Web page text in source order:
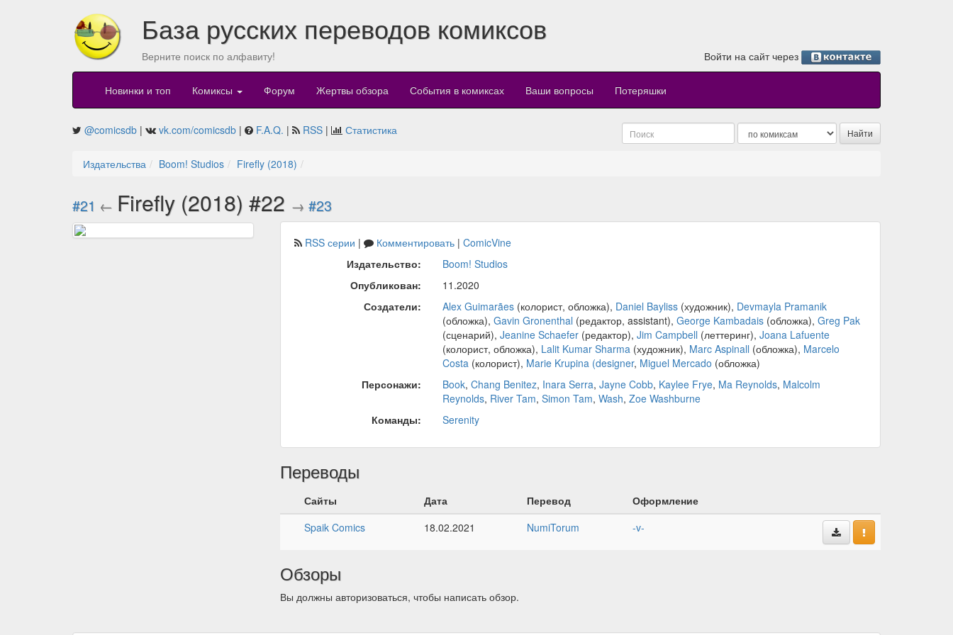
База русских переводов комиксов
Верните поиск по алфавиту! Войти на сайт через
Новинки и топ Комиксы Форум Жертвы обзора События в комиксах Ваши вопросы Потеряшки
@comicsdb | vk.com/comicsdb | F.A.Q. | RSS | Статистика
Издательства Boom! Studios Firefly (2018)
#21 ← Firefly (2018) #22 → #23
RSS серии | Комментировать| ComicVine
Издательство:
Boom! Studios
Опубликован:
11.2020
Создатели:
Alex Guimarães(колорист, обложка), Daniel Bayliss(художник), Devmayla Pramanik
(обложка), Gavin Gronenthal (редактор, assistant), George Kambadais(обложка), Greg Pak
(сценарий), Jeanine Schaefer(редактор), Jim Campbell (леттеринг), Joana Lafuente
(колорист, обложка), Lalit Kumar Sharma(художник), Marc Aspinall (обложка), Marcelo
Costa(колорист), Marie Krupina (designer, Miguel Mercado (обложка)
Персонажи:
Book, Chang Benitez, Inara Serra, Jayne Cobb, Kaylee Frye, Ma Reynolds, Malcolm
Reynolds, River Tam, Simon Tam, Wash, Zoe Washburne
Команды:
Serenity
Переводы
Сайты Дата Перевод
Оформление
Spaik Comics
18.02.2021 NumiTorum -v-
Обзоры
Вы должны авторизоваться, чтобы написать обзор.